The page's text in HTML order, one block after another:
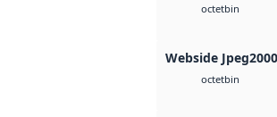
octetbin
Webside Jpeg2000
octetbin